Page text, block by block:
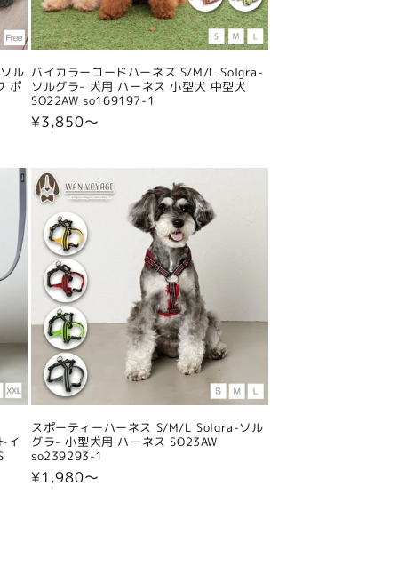
ル
ポ
バイカラーコードハーネス S/M/L Solgra-
ソルグラ- 犬用 ハーネス 小型犬 中型犬
SO22AW so169197-1
通
格
¥3,850〜
イ
スポーティーハーネス S/M/L Solgra-ソル
グラ- 小型犬用 ハーネス SO23AW
so239293-1
通
¥1,980〜